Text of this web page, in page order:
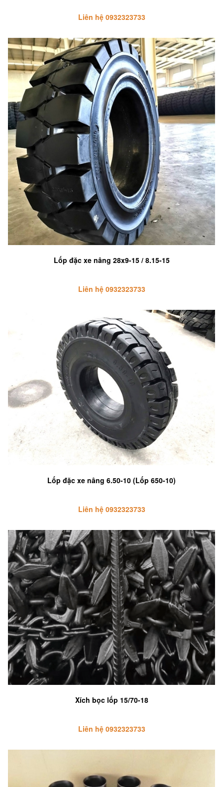
Liên hệ 0932323733
Lốp đặc xe nâng 28x9-15 / 8.15-15
Liên hệ 0932323733
Lốp đặc xe nâng 6.50-10 (Lốp 650-10)
Liên hệ 0932323733
Xích bọc lốp 15/70-18
Liên hệ 0932323733